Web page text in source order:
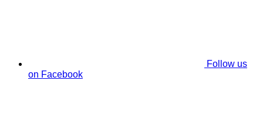
Follow us
on Facebook